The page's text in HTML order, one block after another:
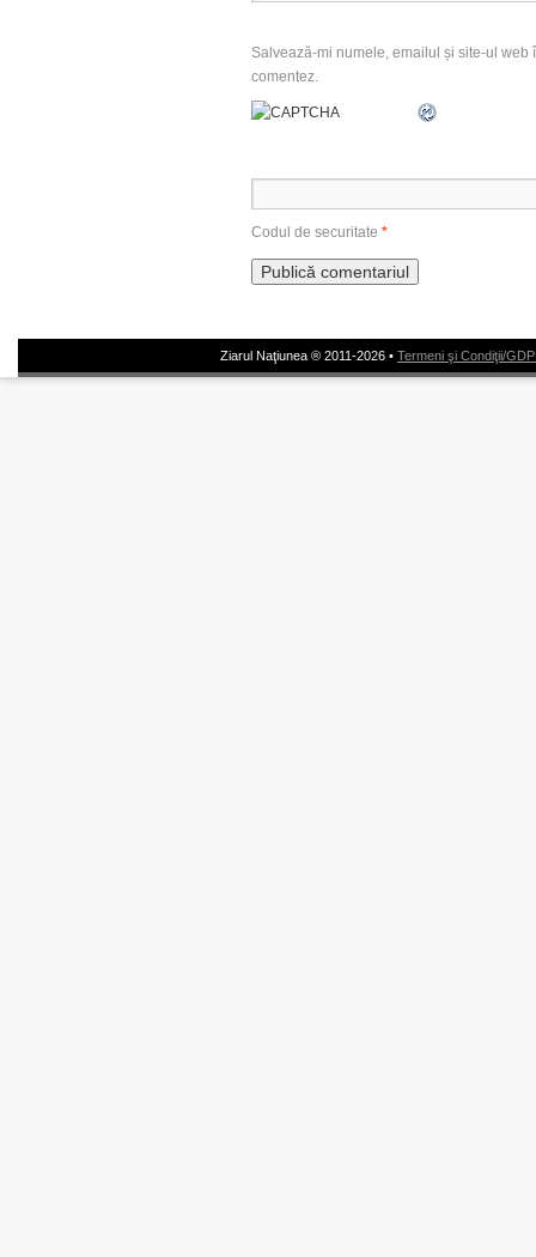
Salvează-mi numele, emailul și site-ul
comentez.
Codul de securitate *
Ziarul Naţiunea ® 2011-2026 • Termeni şi Condiţii/